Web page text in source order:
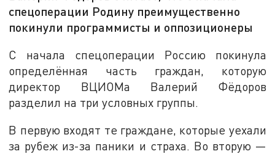
спецоперации Родину преимущественно
покинули программисты и оппозиционеры
С начала спецоперации Россию покинула
определённая часть граждан, которую
директор ВЦИОМа Валерий Фёдоров
разделил на три условных группы.
В первую входят те граждане, которые уехали
за рубеж из-за паники и страха. Во вторую —